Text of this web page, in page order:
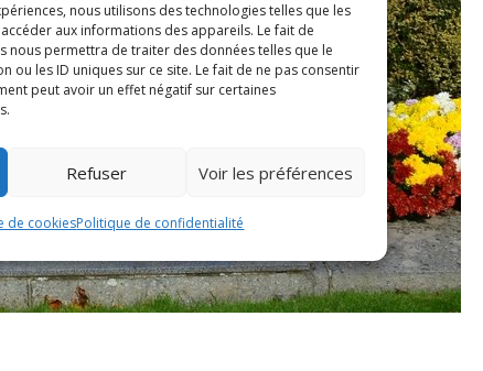
nous utilisons des technologies telles que les
aux informations des appareils. Le fait de
nous permettra de traiter des données telles que le
ou les ID uniques sur ce site. Le fait de ne pas consentir
peut avoir un effet négatif sur certaines
Refuser Voir les préférences
de cookiesPolitique de confidentialité